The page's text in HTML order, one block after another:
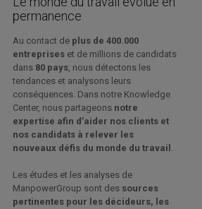
permanence
Au contact de plus de 400.000
entrepriseset de millions de candidats
dans 80 pays, nous détectons les
tendances et analysons leurs
conséquences. Dans notre Knowledge
Center, nous partageons notre
expertise afin d’aider nos clients et
nos candidats à relever les
nouveaux défis du monde du travail .
Les études et les analyses de
ManpowerGroup sont des sources
pertinentes pour les décideurs, les